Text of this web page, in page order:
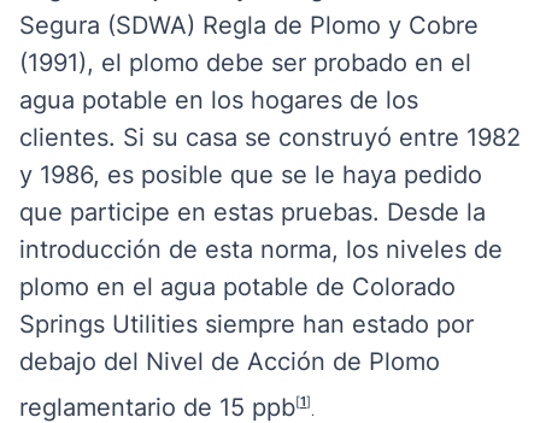
Segura (SDWA) Regla de Plomo y Cobre
(1991), el plomo debe ser probado en el
agua potable en los hogares de los
clientes. Si su casa se construyó entre 1982
y 1986, es posible que se le haya pedido
que participe en estas pruebas. Desde la
introducción de esta norma, los niveles de
plomo en el agua potable de Colorado
Springs Utilities siempre han estado por
debajo del Nivel de Acción de Plomo
reglamentario de 15 ppb[1]
.